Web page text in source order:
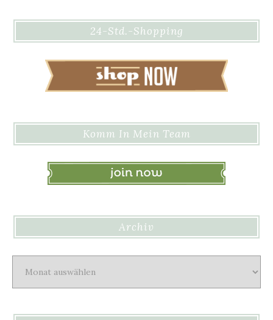
24-Std.-Shopping
Komm In Mein Team
Archiv